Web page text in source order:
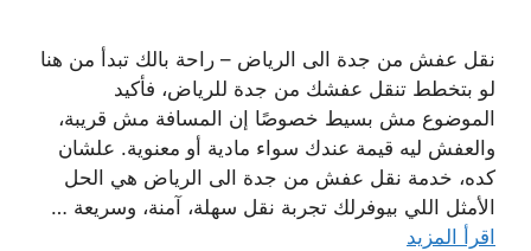
نقل عفش من جدة الى الرياض – راحة بالك تبدأ من هنا
لو بتخطط تنقل عفشك من جدة للرياض، فأكيد
الموضوع مش بسيط خصوصًا إن المسافة مش قريبة،
والعفش ليه قيمة عندك سواء مادية أو معنوية. علشان
كده، خدمة نقل عفش من جدة الى الرياض هي الحل
الأمثل اللي بيوفرلك تجربة نقل سهلة، آمنة، وسريعة …
اقرأ المزيد